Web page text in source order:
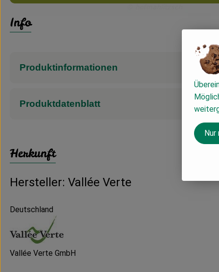
Info
Produktinformationen
Produktdatenblatt
Herkunft
Hersteller: Vallée Verte
Deutschland
Vallée Verte GmbH
Nur